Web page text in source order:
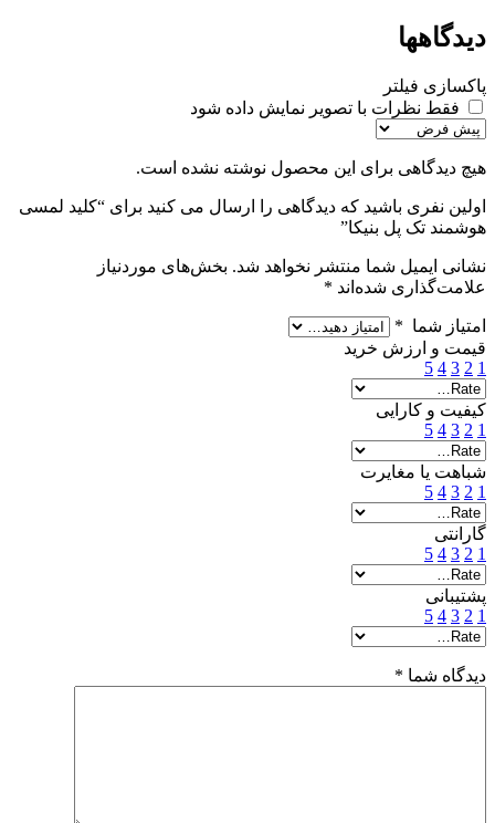
دیدگاهها
پاکسازی فیلتر
فقط نظرات با تصویر نمایش داده شود
هیچ دیدگاهی برای این محصول نوشته نشده است.
اولین نفری باشید که دیدگاهی را ارسال می کنید برای “کلید لمسی
هوشمند تک پل بنیکا”
نشانی ایمیل شما منتشر نخواهد شد. بخش‌های موردنیاز
علامت‌گذاری شده‌اند *
امتیاز شما *
قیمت و ارزش خرید
1
2
3
4
5
کیفیت و کارایی
1
2
3
4
5
شباهت یا مغایرت
1
2
3
4
5
گارانتی
1
2
3
4
5
پشتیبانی
1
2
3
4
5
دیدگاه شما *